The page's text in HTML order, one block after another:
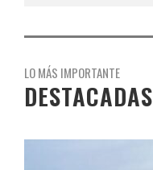
LO MÁS IMPORTANTE
DESTACADAS